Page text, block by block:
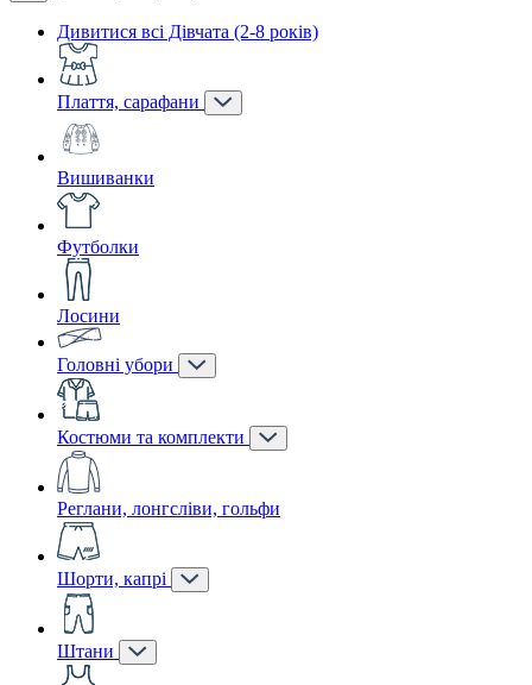
Дивитися всі Дівчата (2-8 років)
Плаття, сарафани
Вишиванки
Футболки
Лосини
Головні убори
Костюми та комплекти
Реглани, лонгсліви, гольфи
Шорти, капрі
Штани